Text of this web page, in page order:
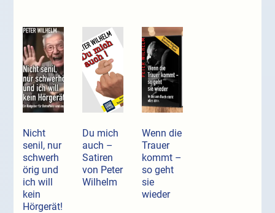
Nicht
senil, nur
schwerh
örig und
ich will
kein
Hörgerät!
Du mich
auch –
Satiren
von Peter
Wilhelm
Wenn die
Trauer
kommt –
so geht
sie
wieder